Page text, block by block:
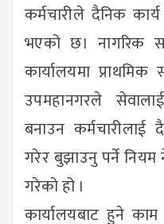
कर्मचारीले दैनिक
भएको छ। नागरिक
कार्यालयमा
उपमहानगरले
बनाउन कर्मचारीलाई
गरेर बुझाउनु पर्ने
गरेको हो ।
कार्यालयबाट हुने काम